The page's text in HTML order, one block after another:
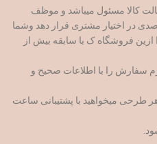
کالا مسئول میباشد و موظف
در اختیار مشتری قرار دهد وشما
ازین فروشگاه ک با سابقه بیش از
سفارش را با اطلاعات صحیح و
طرحی میخواهید با پشتیبانی ساعت